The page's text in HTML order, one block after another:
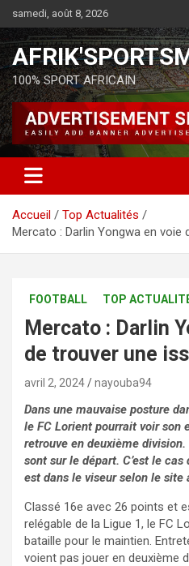
samedi, août 8, 2026
100% SPORT AFRICAIN
Accueil
Top Actualités
Mercato : Darlin Yongwa en voie
FOOTBALL TOP
Mercato : Darlin
de trouver une
avril 2, 2024 nayouba94
Dans une mauvaise posture
le FC Lorient pourrait voir son
retrouve en deuxième
sont sur le départ. C’est le
est dans le viseur selon le site
Classé 16e avec 26 points et
relégable de la Ligue 1, le FC
bataille pour le maintien.
voient pas jouer en deuxième